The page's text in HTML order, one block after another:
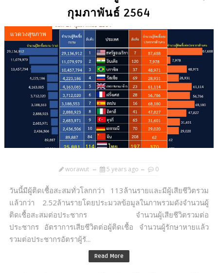
กุมภาพันธ์ 2564
แวดวงสุขภาพ
worawut 5 years ago 0
วันนี้มีผู้ติดเชื้อสะสมทั่วโลกกว่า 113ล้านรายและมีผู้เสียชีวิตรวม
แล้วกว่า 2.52ล้านรายโดยประมวลข้อมูลในภาพรวมดังจำนวนผู้
ติดเชื้อสะสมต่อประชากร จำนวนผู้เสียชีวิตรวมต่อ
ประชากร อัตราการเสียชีวิตต่อผู้ติดเชื้อ จำนวนผู้รักษาหายแล้ว
รวมต่อประชากรอัตราผู้รั...
Read More